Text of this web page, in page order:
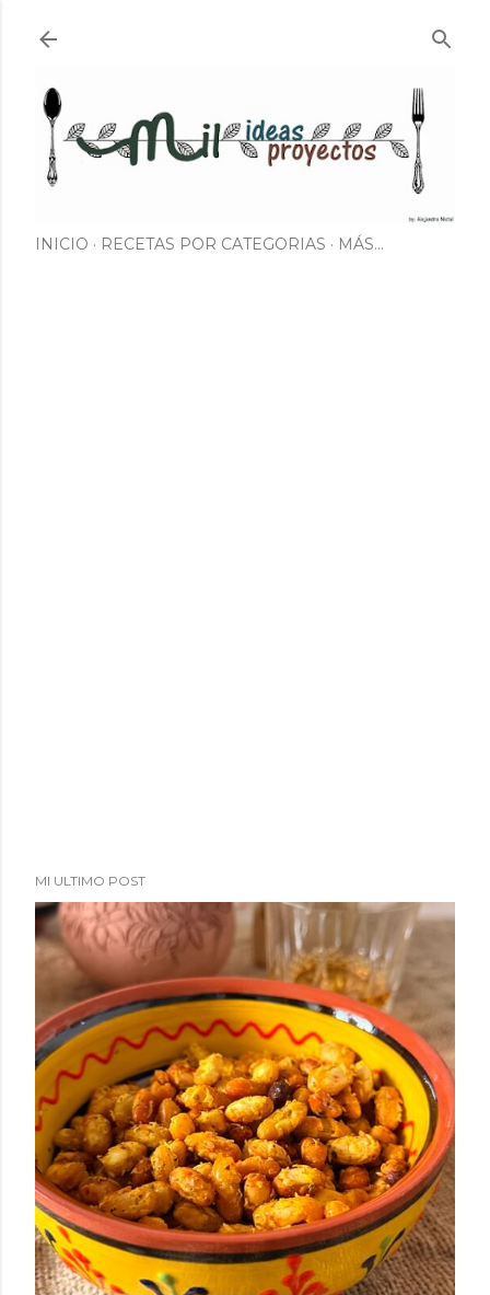
INICIO RECETAS POR CATEGORIAS MÁS…
MI ULTIMO POST